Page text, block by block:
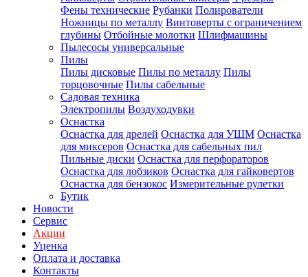
Фены технические Рубанки Полирователи
Ножницы по металлу Винтоверты с ограничением
глубины Отбойные молотки Шлифмашины
Пылесосы универсальные
Пилы
Пилы дисковые Пилы по металлу Пилы
торцовочные Пилы сабельные
Садовая техника
Электропилы Воздуходувки
Оснастка
Оснастка для дрелей Оснастка для УШМ Оснастка
для миксеров Оснастка для сабельных пил
Пильные диски Оснастка для перфораторов
Оснастка для лобзиков Оснастка для гайковертов
Оснастка для бензокос Измерительные рулетки
Бутик
Новости
Сервис
Акции
Уценка
Оплата и доставка
Контакты